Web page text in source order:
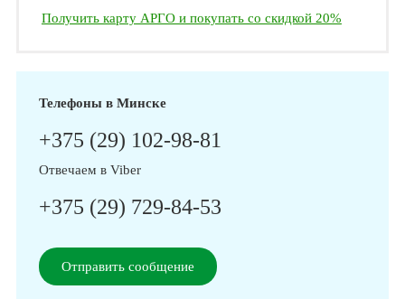
Получить карту АРГО и покупать со скидкой 20%
Телефоны в Минске
+375 (29) 102-98-81
Отвечаем в Viber
+375 (29) 729-84-53
Отправить сообщение